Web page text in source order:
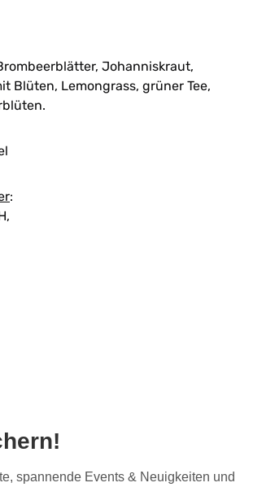
Johanniskraut,
Blüten, Lemongrass, grüner Tee,
:
spannende Events & Neuigkeiten und